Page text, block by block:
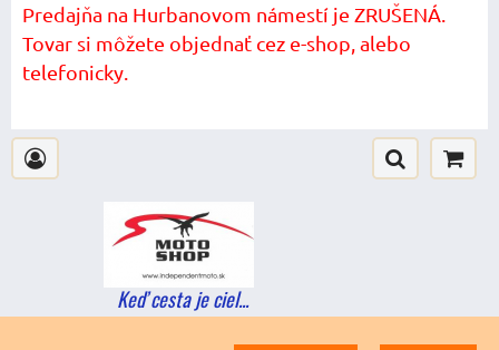
Predajňa na Hurbanovom námestí je ZRUŠENÁ.
Tovar si môžete objednať cez e-shop, alebo
telefonicky.
Keď cesta je ciel...